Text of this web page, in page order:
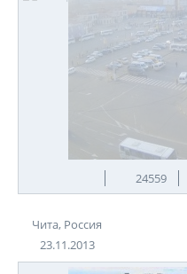
24559
Чита, Россия
23.11.2013